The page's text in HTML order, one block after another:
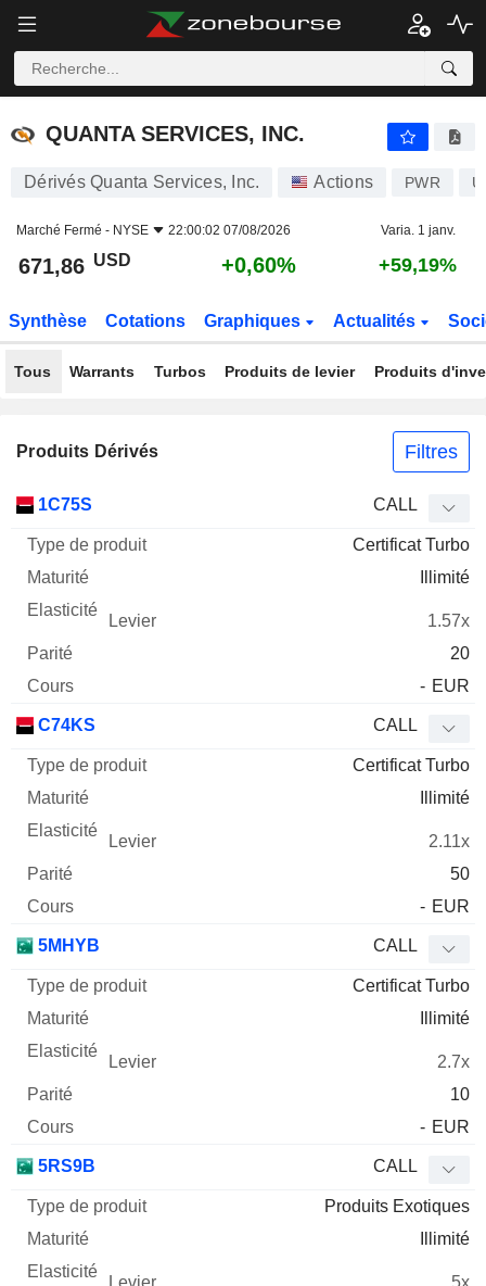
QUANTA SERVICES, INC.
QUANTA SERVICES, INC.
Dérivés Quanta Services, Inc. Actions PWR
Marché Fermé - NYSE 22:00:02 07/08/2026 Varia. 1 janv.
671,86 USD +0,60% +59,19%
Synthèse Cotations Graphiques Actualités
Tous Warrants Turbos Produits de levier Produits
Produits Dérivés Filtres
Mnemo Type produit
Levier Parité
1C75S CALL
Certificat Turbo
Illimité
1.57x
20
- EUR
C74KS CALL
Certificat Turbo
Illimité
2.11x
50
- EUR
5MHYB CALL
Certificat Turbo
Illimité
2.7x
10
- EUR
5RS9B CALL
Produits Exotiques
Illimité